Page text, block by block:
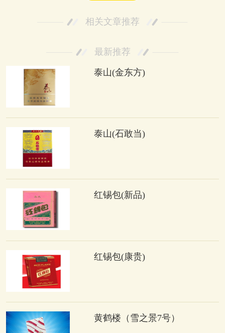
相关文章推荐
最新推荐
泰山(金东方)
泰山(石敢当)
红锡包(新品)
红锡包(康贵)
黄鹤楼（雪之景7号）